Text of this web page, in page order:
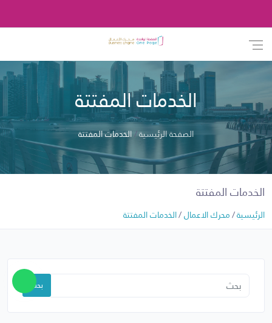
الخدمات المفتتة
الصفحة الرئيسية الخدمات المفتتة
الخدمات المفتتة
الرئيسية محرك الاعمال الخدمات المفتتة
بحث